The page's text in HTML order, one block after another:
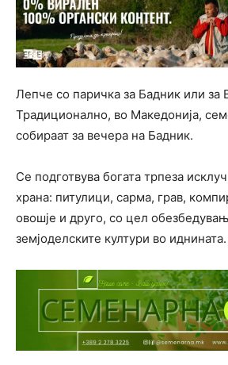
Лепче со паричка за Бадник или за
Традиционално, во Македонија,
собираат за вечера на Бадник.
Се подготвува богата трпеза
храна: питулици, сарма, грав,
овошје и друго, со цел
земјоделските култури во иднината.